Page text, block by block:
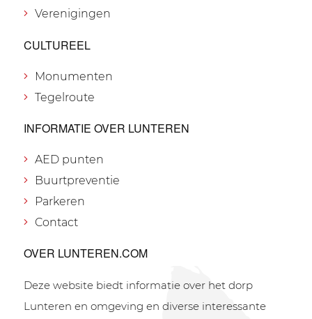
Verenigingen
CULTUREEL
Monumenten
Tegelroute
INFORMATIE OVER LUNTEREN
AED punten
Buurtpreventie
Parkeren
Contact
OVER LUNTEREN.COM
Deze website biedt informatie over het dorp
Lunteren en omgeving en diverse interessante